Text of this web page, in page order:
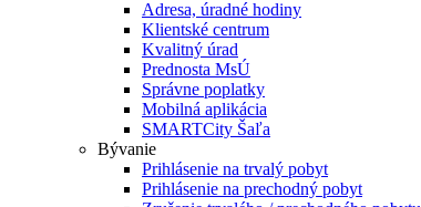
Adresa, úradné hodiny
Klientské centrum
Kvalitný úrad
Prednosta MsÚ
Správne poplatky
Mobilná aplikácia
SMARTCity Šaľa
Bývanie
Prihlásenie na trvalý pobyt
Prihlásenie na prechodný pobyt